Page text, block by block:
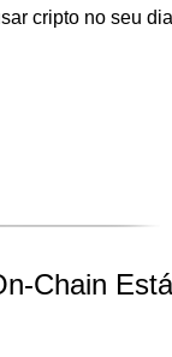
cripto no seu
Chain Está